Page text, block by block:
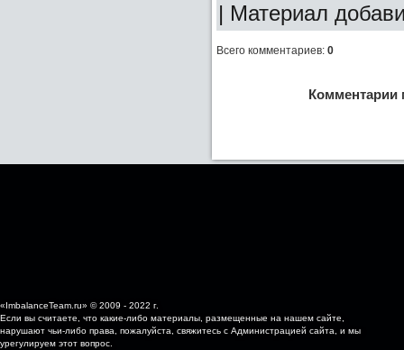
| Материал
Всего комментариев: 0
Комментарии
«ImbalanceTeam.ru» © 2009 - 2022 г.
Если вы считаете, что какие-либо материалы, размещенные на нашем сайте,
нарушают чьи-либо права, пожалуйста, свяжитесь с Администрацией сайта, и мы
урегулируем этот вопрос.